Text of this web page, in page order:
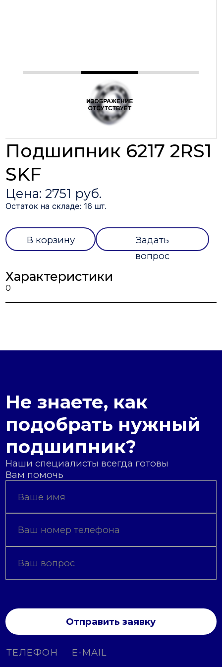
Подшипник 6217 2RS1
SKF
Цена: 2751 руб.
Остаток на складе: 16 шт.
В корзину
Задать
вопрос
Характеристики
0
Не знаете, как
подобрать нужный
подшипник?
Наши специалисты всегда готовы
Вам помочь
Отправить заявку
ТЕЛЕФОН E-MAIL